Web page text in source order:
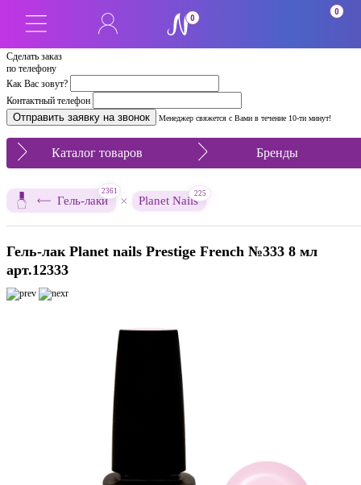
Сделать заказ
по телефону
Как Вас зовут?
Контактный телефон
Менеджер свяжется с Вами в течение 10-ти минут!
0
0
Каталог товаров Бренды
Гель-лаки
2361
× Planet Nails
225
Гель-лак Planet nails Prestige French №333 8 мл
арт.12333